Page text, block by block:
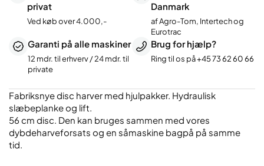
privat
Ved køb over 4.000,-
Danmark
af Agro-Tom, Intertech og
Eurotrac
Garanti på alle maskiner
12 mdr. til erhverv / 24 mdr. til
private
Brug for hjælp?
Ring til os på+45 73 62 60 66
Fabriksnye disc harver med hjulpakker. Hydraulisk
slæbeplanke og lift.
56 cm disc. Den kan bruges sammen med vores
dybdeharveforsats og en såmaskine bagpå på samme
tid.